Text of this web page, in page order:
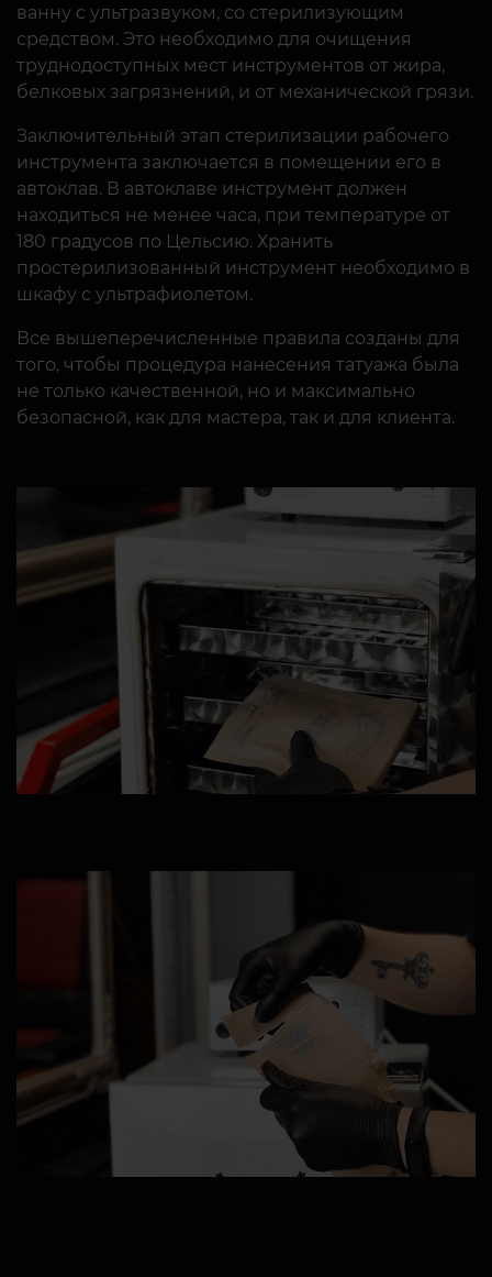
ванну с ультразвуком, со стерилизующим
средством. Это необходимо для очищения
труднодоступных мест инструментов от жира,
белковых загрязнений, и от механической грязи.
Заключительный этап стерилизации рабочего
инструмента заключается в помещении его в
автоклав. В автоклаве инструмент должен
находиться не менее часа, при температуре от
180 градусов по Цельсию. Хранить
простерилизованный инструмент необходимо в
шкафу с ультрафиолетом.
Все вышеперечисленные правила созданы для
того, чтобы процедура нанесения татуажа была
не только качественной, но и максимально
безопасной, как для мастера, так и для клиента.